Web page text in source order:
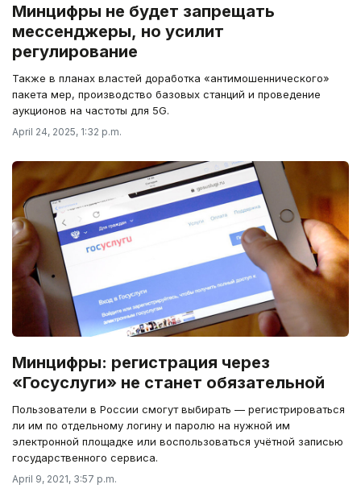
Минцифры не будет запрещать
мессенджеры, но усилит
регулирование
Также в планах властей доработка «антимошеннического»
пакета мер, производство базовых станций и проведение
аукционов на частоты для 5G.
April 24, 2025, 1:32 p.m.
Минцифры: регистрация через
«Госуслуги» не станет обязательной
Пользователи в России смогут выбирать — регистрироваться
ли им по отдельному логину и паролю на нужной им
электронной площадке или воспользоваться учётной записью
государственного сервиса.
April 9, 2021, 3:57 p.m.